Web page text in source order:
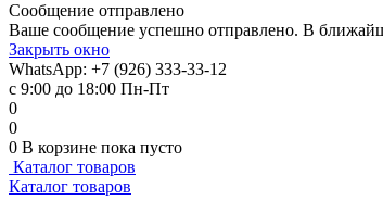
Сообщение отправлено
Ваше сообщение успешно отправлено. В
Закрыть окно
WhatsApp: +7 (926) 333-33-12
с 9:00 до 18:00 Пн-Пт
0
0
0 В корзине пока пусто
Каталог товаров
Каталог товаров